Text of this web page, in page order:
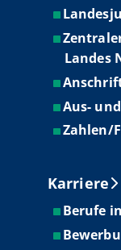
Landes
Aus-
Zahlen/
Karriere
Berufe